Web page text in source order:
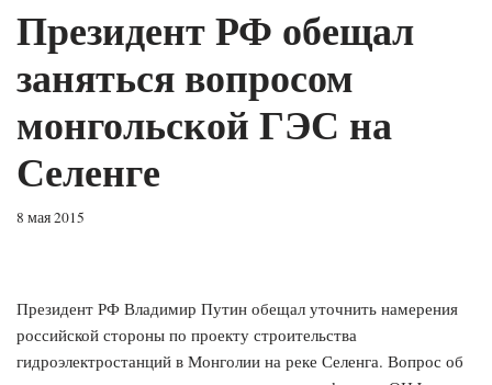
Президент РФ обещал
заняться вопросом
монгольской ГЭС на
Селенге
8 мая 2015
Президент РФ Владимир Путин обещал уточнить намерения
российской стороны по проекту строительства
гидроэлектростанций в Монголии на реке Селенга. Вопрос об